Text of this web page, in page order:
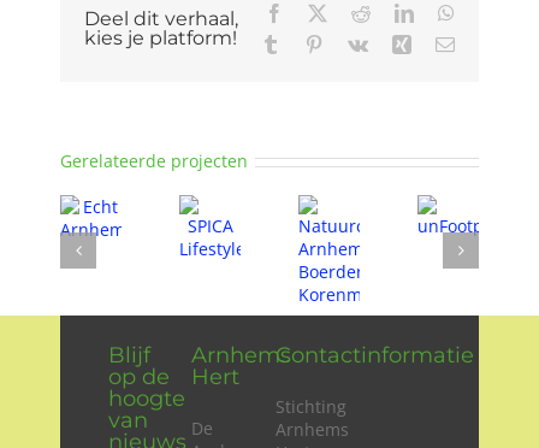
Deel dit verhaal,
kies je platform!
Facebook RedditLinkedIn
Tumblr Pinterest
Vk Xing E-
Gerelateerde projecten
Blijf
op de
hoogte
van
nieuws
Arnhems
Hert
De
Contactinformatie
Stichting
Arnhems